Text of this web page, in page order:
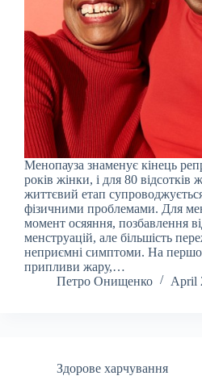
Менопауза знаменує кінець
років жінки, і для 80 відсотків
життєвий етап
фізичними проблемами. Для
момент осяяння, позбавлення
менструацій, але більшість
неприємні симптоми. На
припливи жару,…
Петро Онищенко
April
Здорове харчування